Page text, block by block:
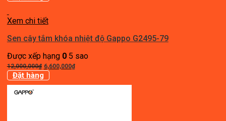
7,200,000₫.
Xem chi tiết
Sen cây tắm khóa nhiệt độ Gappo G2495-79
Được xếp hạng 05 sao
12,000,000₫ Giá
gốc
là:
6,600,000₫Giá
tại
Đặt hàng